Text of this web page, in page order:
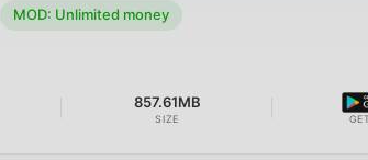
MOD: Unlimited money
857.61MB
SIZE